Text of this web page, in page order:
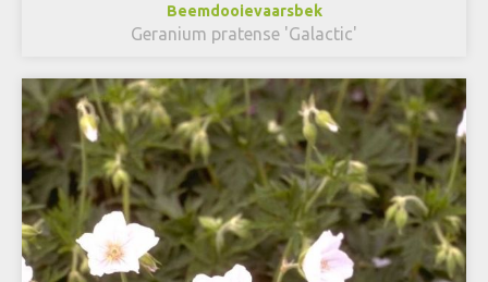
Beemdooievaarsbek
Geranium pratense 'Galactic'